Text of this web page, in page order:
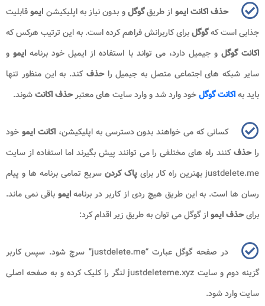
حذف اکانت ایمو از طریقگوگلو بدون نیاز به اپلیکیشن ایموقابلیت
جذابی است کهگوگلبرای کاربرانش فراهم کرده است. به این ترتیب هرکس که
اکانت گوگلو جیمیل دارد، می تواند با استفاده از ایمیل خود برنامه ایمو و
سایر شبکه های اجتماعی متصل به جیمیل راحذفکند. به این منظور تنها
باید بهاکانت گوگلخود وارد شد و وارد سایت های معتبرحذفاکانتشوند.
کسانی که می خواهند بدون دسترسی به اپلیکیشن،اکانت ایمو خود
راحذفکنند راه های مختلفی را می توانند پیش بگیرند اما استفاده از سایت
justdelete.meبهترین راه کار برای پاک کردن سریع تمامی برنامه ها و پیام
رسان ها است. به این طریق هیچ ردی از کاربر در برنامهایموباقی نمی ماند.
برایحذف ایمواز گوگل می توان به طریق زیر اقدام کرد:
در صفحه گوگل عبارت “justdelete.me” سرچ شود. سپس کاربر
گزینه دوم و سایت justdeleteme.xyz لنگر را کلیک کرده و به صفحه اصلی
سایت وارد شود.